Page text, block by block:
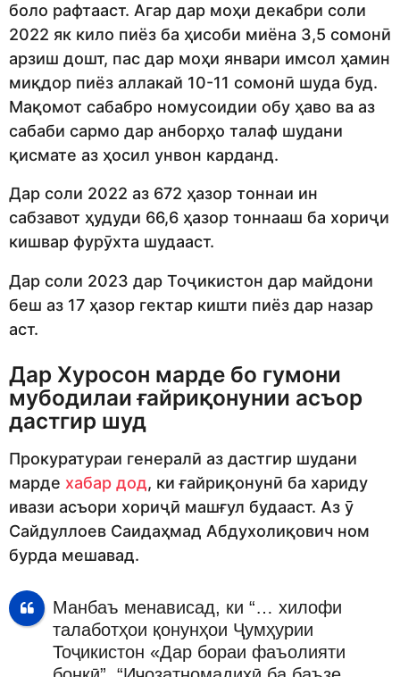
боло рафтааст. Агар дар моҳи декабри соли
2022 як кило пиёз ба ҳисоби миёна 3,5 сомонӣ
арзиш дошт, пас дар моҳи январи имсол ҳамин
миқдор пиёз аллакай 10-11 сомонӣ шуда буд.
Мақомот сабабро номусоидии обу ҳаво ва аз
сабаби сармо дар анборҳо талаф шудани
қисмате аз ҳосил унвон карданд.
Дар соли 2022 аз 672 ҳазор тоннаи ин
сабзавот ҳудуди 66,6 ҳазор тоннааш ба хориҷи
кишвар фурӯхта шудааст.
Дар соли 2023 дар Тоҷикистон дар майдони
беш аз 17 ҳазор гектар кишти пиёз дар назар
аст.
Дар Хуросон марде бо гумони
мубодилаи ғайриқонунии асъор
дастгир шуд
Прокуратураи генералӣ аз дастгир шудани
марде хабар дод, ки ғайриқонунӣ ба хариду
ивази асъори хориҷӣ машғул будааст. Аз ӯ
Сайдуллоев Саидаҳмад Абдухолиқович ном
бурда мешавад.
Манбаъ менависад, ки “… хилофи
талаботҳои қонунҳои Ҷумҳурии
Тоҷикистон «Дар бораи фаъолияти